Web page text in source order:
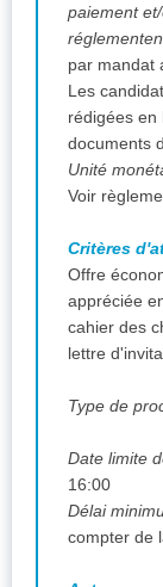
paiement
par mandat
Les
rédigées en
documents
Unité
Voir
Critères
Offre
appréciée
cahier des
lettre
Type de
Date limite
16:00
Délai